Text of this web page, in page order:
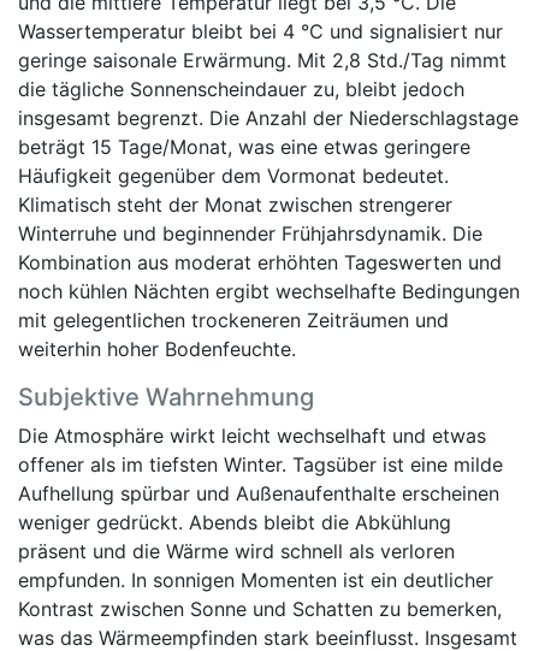
Wassertemperatur bleibt bei 4 °C und signalisiert nur
geringe saisonale Erwärmung. Mit 2,8 Std./Tag nimmt
die tägliche Sonnenscheindauer zu, bleibt jedoch
insgesamt begrenzt. Die Anzahl der Niederschlagstage
beträgt 15 Tage/Monat, was eine etwas geringere
Häufigkeit gegenüber dem Vormonat bedeutet.
Klimatisch steht der Monat zwischen strengerer
Winterruhe und beginnender Frühjahrsdynamik. Die
Kombination aus moderat erhöhten Tageswerten und
noch kühlen Nächten ergibt wechselhafte Bedingungen
mit gelegentlichen trockeneren Zeiträumen und
weiterhin hoher Bodenfeuchte.
Subjektive Wahrnehmung
Die Atmosphäre wirkt leicht wechselhaft und etwas
offener als im tiefsten Winter. Tagsüber ist eine milde
Aufhellung spürbar und Außenaufenthalte erscheinen
weniger gedrückt. Abends bleibt die Abkühlung
präsent und die Wärme wird schnell als verloren
empfunden. In sonnigen Momenten ist ein deutlicher
Kontrast zwischen Sonne und Schatten zu bemerken,
was das Wärmeempfinden stark beeinflusst. Insgesamt